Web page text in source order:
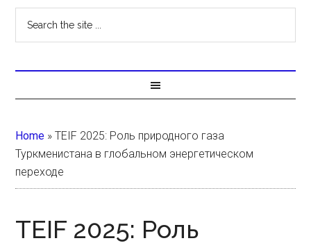
Home »TEIF 2025: Роль природного газа
Туркменистана в глобальном энергетическом
переходе
TEIF 2025: Роль